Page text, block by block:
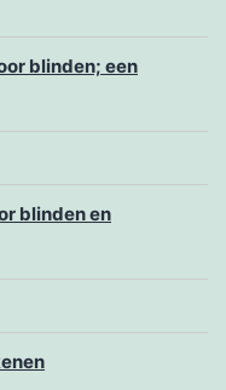
blinden; een
blinden en